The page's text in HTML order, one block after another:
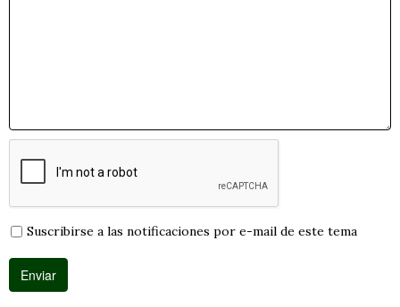
Suscribirse a las notificaciones por e-mail de este tema